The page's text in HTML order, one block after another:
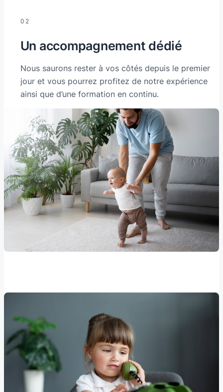
02
Un accompagnement dédié
Nous saurons rester à vos côtés depuis le premier
jour et vous pourrez profitez de notre expérience
ainsi que d’une formation en continu.